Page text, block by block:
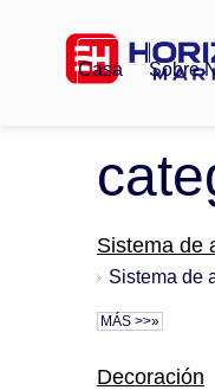
Casa Sobre
Sistema de
Sistema de
MÁS >>»
Decoración